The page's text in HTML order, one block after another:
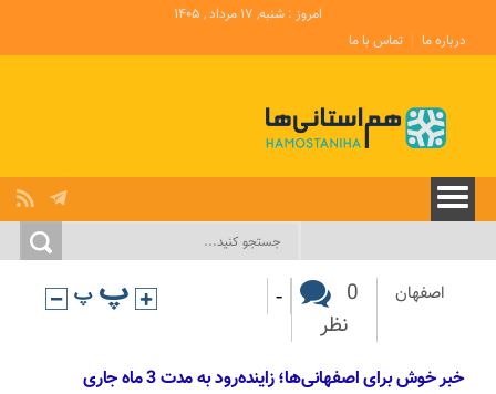
امروز : شنبه, ۱۷ مرداد , ۱۴۰۵
درباره ما
تماس با ما
اصفهان
0
نظر
-
خبر خوش برای اصفهانی‌ها؛ زاینده‌رود به مدت 3 ماه جاری